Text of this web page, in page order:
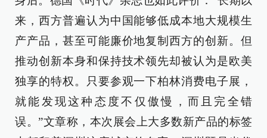
来，西方普遍认为中国能够低成本地大规模生
产产品，甚至可能廉价地复制西方的创新。但
推动创新本身和保持技术领先却被认为是欧美
独享的特权。只要参观一下柏林消费电子展，
就能发现这种态度不仅傲慢，而且完全错
误。”文章称，本次展会上大多数新产品的标签